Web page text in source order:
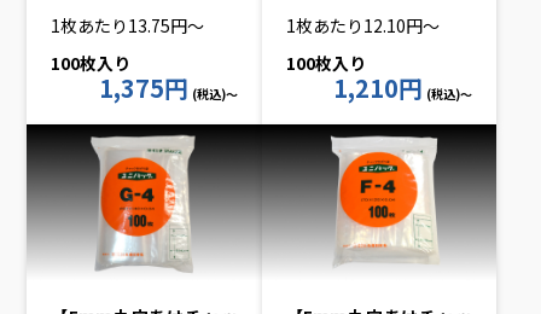
1枚あたり13.75円～
100枚入り
1,375円 (税込)～
1枚あたり12.10円～
100枚入り
1,210円 (税込)～